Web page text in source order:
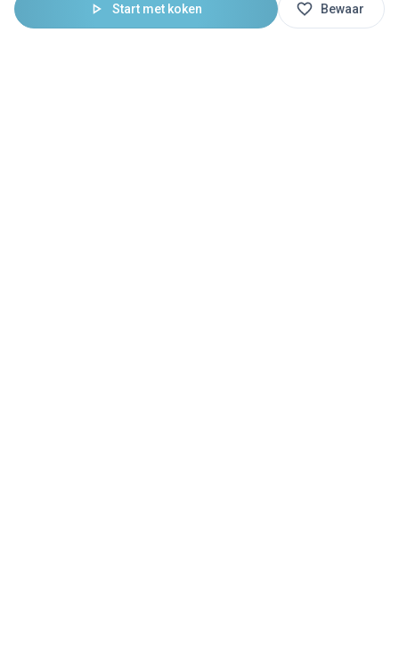
Start met koken Bewaar